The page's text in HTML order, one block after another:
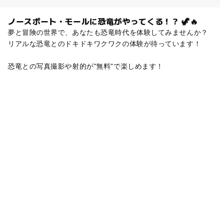
ノースポート・モールに恐竜がやってくる！？ 🦖🔥
夢と冒険の世界で、あなたも恐竜時代を体験してみませんか？
リアルな恐竜とのドキドキワクワクの体験が待っています！
恐竜との写真撮影や射的が"無料"で楽しめます！